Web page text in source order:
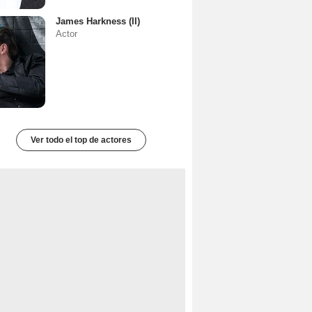
James Harkness (II)
Actor
Ver todo el top de actores